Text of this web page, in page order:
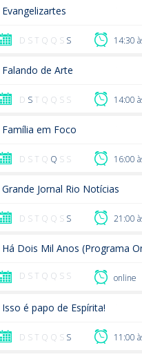
Evangelizartes
D S T Q Q S S 14:30
Falando de Arte
D S T Q Q S S 14:00
Família em Foco
D S T Q Q S S 16:00
Grande Jornal Rio Notícias
D S T Q Q S S 21:00
Há Dois Mil Anos (Programa
D S T Q Q S S online
Isso é papo de Espírita!
D S T Q Q S S 11:00